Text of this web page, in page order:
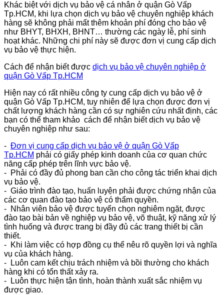
Khác biệt với dịch vụ bảo vệ cá nhân ở quận Gò Vấp
Tp.HCM, khi lựa chọn dịch vụ bảo vệ chuyên nghiệp khách
hàng sẽ không phải mất thêm khoản phí đóng cho bảo vệ
như BHYT, BHXH, BHNT… thường các ngày lễ, phí sinh
hoạt khác. Những chi phí này sẽ được đơn vị cung cấp dịch
vụ bảo vệ thực hiện.
Cách để nhận biết được dịch vụ bảo vệ chuyên nghiệp ở
quận Gò Vấp Tp.HCM
Hiện nay có rất nhiều công ty cung cấp dịch vụ bảo vệ ở
quận Gò Vấp Tp.HCM, tuy nhiên để lựa chọn được đơn vị
chất lượng khách hàng cần có sự nghiên cứu nhất định, các
bạn có thể tham khảo cách để nhận biết dịch vụ bảo vệ
chuyên nghiệp như sau:
- Đơn vị cung cấp dịch vụ bảo vệ ở quận Gò Vấp
Tp.HCM phải có giấy phép kinh doanh của cơ quan chức
năng cấp phép trên lĩnh vực bảo vệ.
- Phải có đầy đủ phong ban cần cho công tác triển khai dịch
vụ bảo vệ.
- Giáo trình đào tạo, huấn luyện phải được chứng nhận của
các cơ quan đào tạo bảo vệ có thẩm quyền.
- Nhân viên bảo vệ được tuyển chọn nghiêm ngặt, được
đào tạo bài bản về nghiệp vụ bảo vệ, võ thuật, kỹ năng xử lý
tình huống và được trang bị đầy đủ các trang thiết bị cần
thiết.
- Khi làm việc có hợp đồng cụ thể nêu rõ quyền lợi và nghĩa
vụ của khách hàng.
- Luôn cam kết chịu trách nhiệm và bồi thường cho khách
hàng khi có tổn thất xảy ra.
- Luôn thực hiện tận tình, hoàn thành xuất sắc nhiệm vụ
được giao.